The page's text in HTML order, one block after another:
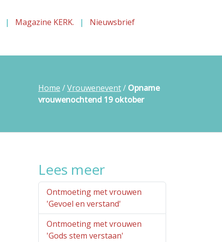
Magazine KERK.
Nieuwsbrief
Home /Vrouwenevent/ Opname
vrouwenochtend 19 oktober
Lees meer
Ontmoeting met vrouwen
'Gevoel en verstand'
Ontmoeting met vrouwen
'Gods stem verstaan'